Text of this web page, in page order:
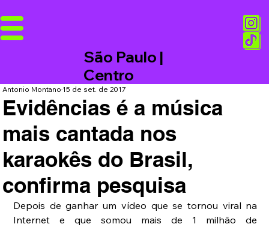
São Paulo |
Centro
Evidências é a música
mais cantada nos
karaokês do Brasil,
confirma pesquisa
Antonio Montano15 de set. de 2017
Depois de ganhar um vídeo que se tornou viral na
Internet e que somou mais de 1 milhão de